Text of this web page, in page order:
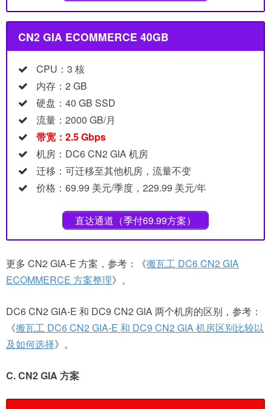
CN2 GIA ECOMMERCE 40GB
CPU：3 核
内存：2 GB
硬盘：40 GB SSD
流量：2000 GB/月
带宽：2.5 Gbps
机房：DC6 CN2 GIA 机房
迁移：可迁移至其他机房，流量不变
价格：69.99 美元/季度，229.99 美元/年
直达通道（季付69.99方案）
更多 CN2 GIA-E 方案，参考：《搬瓦工 DC6 CN2 GIA
ECOMMERCE 方案整理》。
DC6 CN2 GIA-E 和 DC9 CN2 GIA 两个机房的区别，参考：
《搬瓦工 DC6 CN2 GIA-E 和 DC9 CN2 GIA 机房区别比较以
及如何选择》。
C. CN2 GIA 方案